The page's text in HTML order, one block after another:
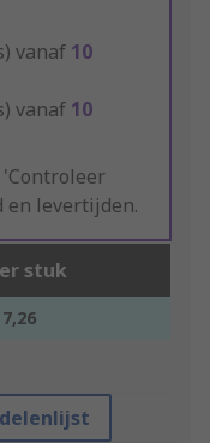
vanaf 10
vanaf 10
'Controleer
en levertijden.
stuk